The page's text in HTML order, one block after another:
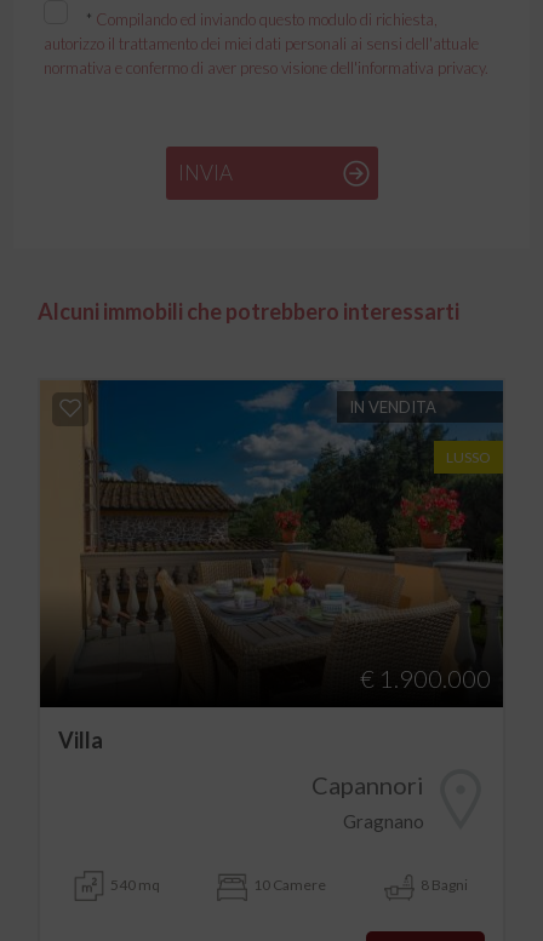
* Compilando ed inviando questo modulo di richiesta,
autorizzo il trattamento dei miei dati personali ai sensi dell'attuale
normativa e confermo di aver preso visione dell'informativa privacy.
INVIA
Alcuni immobili che potrebbero interessarti
IN VENDITA
LUSSO
€ 1.900.000
Villa
Capannori
Gragnano
540 mq 10 Camere 8 Bagni